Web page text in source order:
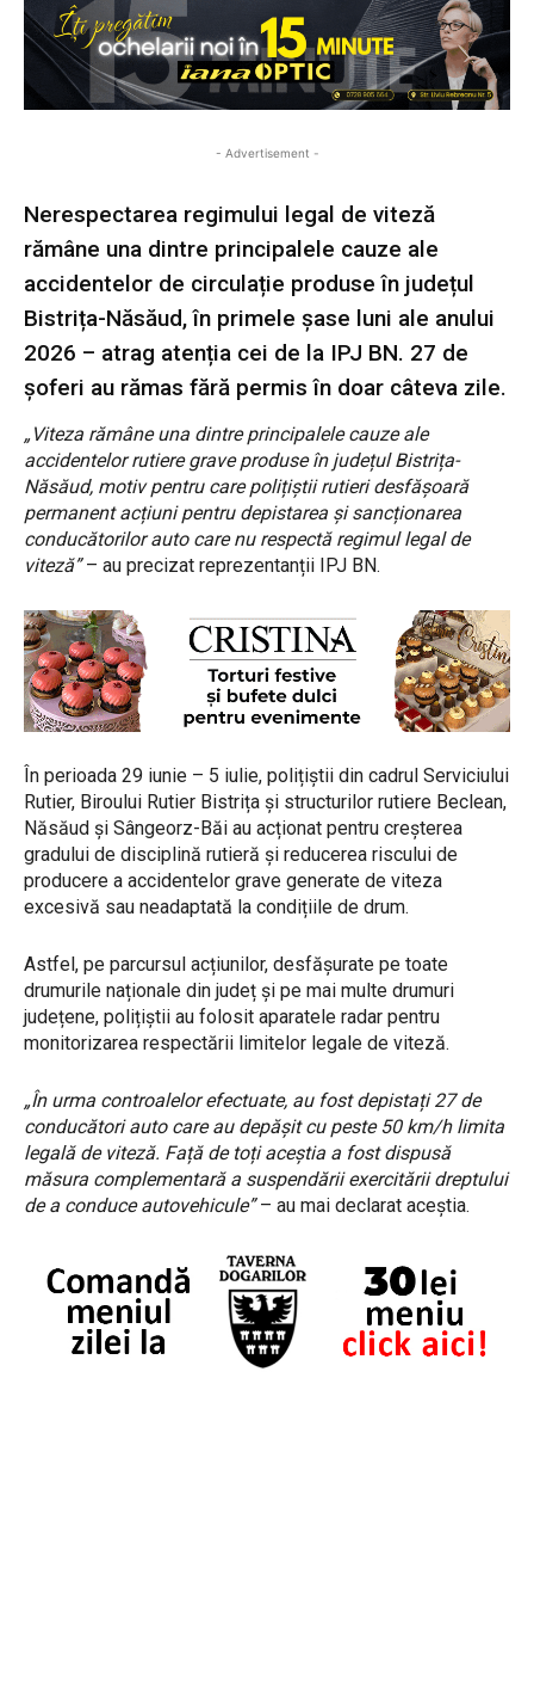
- Advertisement -
Nerespectarea regimului legal de viteză
rămâne una dintre principalele cauze ale
accidentelor de circulație produse în județul
Bistrița-Năsăud, în primele șase luni ale anului
2026 – atrag atenția cei de la IPJ BN. 27 de
șoferi au rămas fără permis în doar câteva zile.
„Viteza rămâne una dintre principalele cauze ale
accidentelor rutiere grave produse în județul Bistrița-
Năsăud, motiv pentru care polițiștii rutieri desfășoară
permanent acțiuni pentru depistarea și sancționarea
conducătorilor auto care nu respectă regimul legal de
viteză”– au precizat reprezentanții IPJ BN.
În perioada 29 iunie – 5 iulie, polițiștii din cadrul Serviciului
Rutier, Biroului Rutier Bistrița și structurilor rutiere Beclean,
Năsăud și Sângeorz-Băi au acționat pentru creșterea
gradului de disciplină rutieră și reducerea riscului de
producere a accidentelor grave generate de viteza
excesivă sau neadaptată la condițiile de drum.
Astfel, pe parcursul acțiunilor, desfășurate pe toate
drumurile naționale din județ și pe mai multe drumuri
județene, polițiștii au folosit aparatele radar pentru
monitorizarea respectării limitelor legale de viteză.
„În urma controalelor efectuate, au fost depistați 27 de
conducători auto care au depășit cu peste 50 km/h limita
legală de viteză. Față de toți aceștia a fost dispusă
măsura complementară a suspendării exercitării dreptului
de a conduce autovehicule”– au mai declarat aceștia.